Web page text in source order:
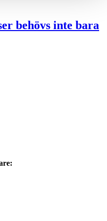
behövs inte bara